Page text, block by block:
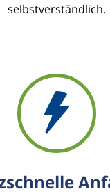
selbstverständlich.